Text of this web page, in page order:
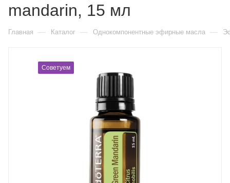
mandarin, 15 мл
Главная — Каталог — Однокомпонентные эфирные масла —
Советуем